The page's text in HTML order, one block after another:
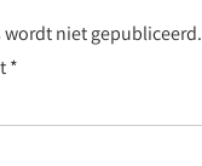
wordt niet gepubliceerd.
*